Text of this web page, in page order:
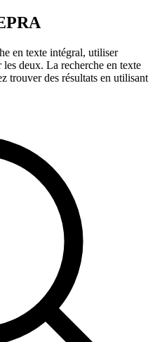
en texte intégral, utiliser
deux. La recherche en texte
trouver des résultats en utilisant